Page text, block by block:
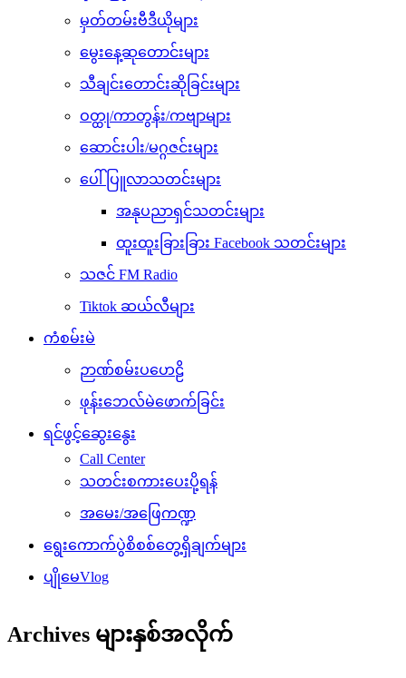
မှတ်တမ်းဗီဒီယိုများ
မွေးနေ့ဆုတောင်းများ
သီချင်းတောင်းဆိုခြင်းများ
ဝတ္ထု/ကာတွန်း/ကဗျာများ
ဆောင်းပါး/မဂ္ဂဇင်းများ
ပေါ်ပြူလာသတင်းများ
အနုပညာရှင်သတင်းများ
ထူးထူးခြားခြား Facebook သတင်းများ
သဇင် FM Radio
Tiktok ဆယ်လီများ
ကံစမ်းမဲ
ဉာဏ်စမ်းပဟေဠိ
ဖုန်းဘေလ်မဲဖောက်ခြင်း
ရင်ဖွင့်ဆွေးနွေး
Call Center
သတင်းစကားပေးပို့ရန်
အမေး/အဖြေကဏ္ဍ
ရွေးကောက်ပွဲစိစစ်တွေ့ရှိချက်များ
ပျိုမေVlog
Archives များနှစ်အလိုက်